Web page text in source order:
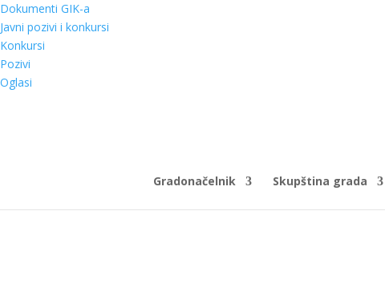
Dokumenti GIK-a
Javni pozivi i konkursi
Konkursi
Pozivi
Oglasi
Gradonačelnik Skupština grada